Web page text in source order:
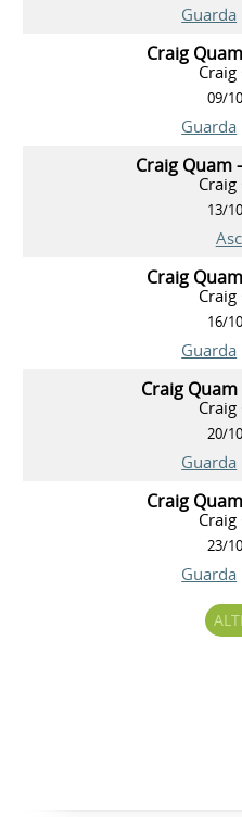
Guarda
Craig
09/
Guarda
Craig Quam
13/
Craig
16/
Guarda
Craig Quam
20/
Guarda
Craig
23/
Guarda